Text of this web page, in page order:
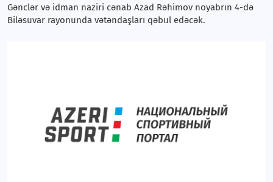
Gənclər və idman naziri cənab Azad Rəhimov noyabrın 4-də
Biləsuvar rayonunda vətəndaşları qəbul edəcək.